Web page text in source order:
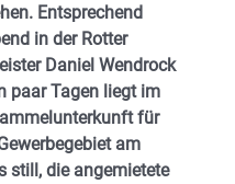
Entsprechend
in der Rotter
Daniel Wendrock
paar Tagen liegt im
für
am
still, die angemietete